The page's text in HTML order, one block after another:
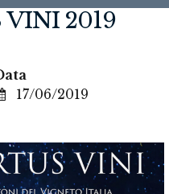
2019
17/06/2019